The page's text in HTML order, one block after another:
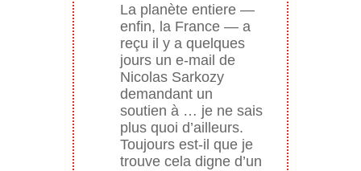
La planète entiere —
enfin, la France — a
reçu il y a quelques
jours un e-mail de
Nicolas Sarkozy
demandant un
soutien à … je ne sais
plus quoi d’ailleurs.
Toujours est-il que je
trouve cela digne d’un